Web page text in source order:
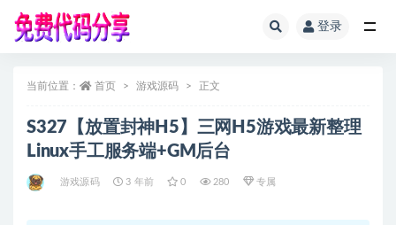
登录
当前位置： 首页 游戏源码 正文
S327【放置封神H5】三网H5游戏最新整理
Linux手工服务端+GM后台
游戏源码 3 年前 0 280 专属